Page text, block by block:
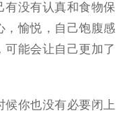
有没有认真和食物保
，愉悦，自己饱腹感
能会让自己更加了
候你也没有必要闭上